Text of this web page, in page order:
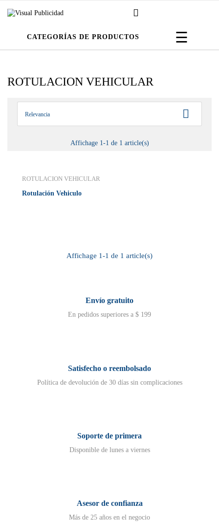
CATEGORÍAS DE PRODUCTOS ☰
ROTULACION VEHICULAR
Relevancia 
Affichage 1-1 de 1 article(s)
ROTULACION VEHICULAR
Rotulación Vehiculo
Affichage 1-1 de 1 article(s)
Envío gratuito
En pedidos superiores a $ 199
Satisfecho o reembolsado
Política de devolución de 30 días sin complicaciones
Soporte de primera
Disponible de lunes a viernes
Asesor de confianza
Más de 25 años en el negocio